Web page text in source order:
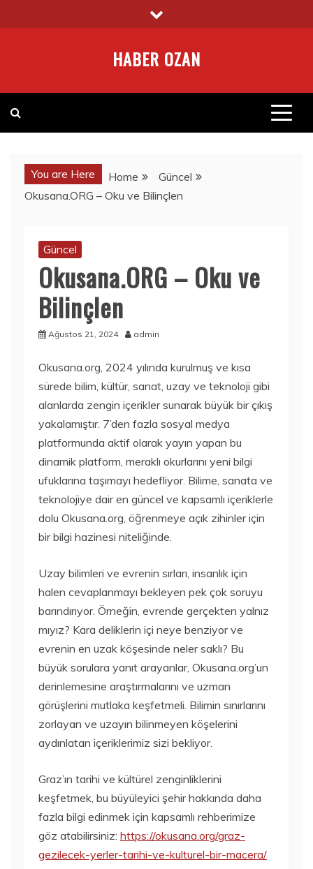
to
HABER OZAN
You are Here Home
Güncel
Okusana.ORG – Oku ve Bilinçlen
Güncel
Okusana.ORG – Oku ve
Bilinçlen
Ağustos 21, 2024 admin
Okusana.org, 2024 yılında kurulmuş ve kısa
sürede bilim, kültür, sanat, uzay ve teknoloji gibi
alanlarda zengin içerikler sunarak büyük bir çıkış
yakalamıştır. 7’den fazla sosyal medya
platformunda aktif olarak yayın yapan bu
dinamik platform, meraklı okurlarını yeni bilgi
ufuklarına taşımayı hedefliyor. Bilime, sanata ve
teknolojiye dair en güncel ve kapsamlı içeriklerle
dolu Okusana.org, öğrenmeye açık zihinler için
bir bilgi hazinesi niteliğinde.
Uzay bilimleri ve evrenin sırları, insanlık için
halen cevaplanmayı bekleyen pek çok soruyu
barındırıyor. Örneğin, evrende gerçekten yalnız
mıyız? Kara deliklerin içi neye benziyor ve
evrenin en uzak köşesinde neler saklı? Bu
büyük sorulara yanıt arayanlar, Okusana.org’un
derinlemesine araştırmalarını ve uzman
görüşlerini mutlaka keşfetmeli. Bilimin sınırlarını
zorlayan ve uzayın bilinmeyen köşelerini
aydınlatan içeriklerimiz sizi bekliyor.
Graz’ın tarihi ve kültürel zenginliklerini
keşfetmek, bu büyüleyici şehir hakkında daha
fazla bilgi edinmek için kapsamlı rehberimize
göz atabilirsiniz: https://okusana.org/graz-
gezilecek-yerler-tarihi-ve-kulturel-bir-macera/